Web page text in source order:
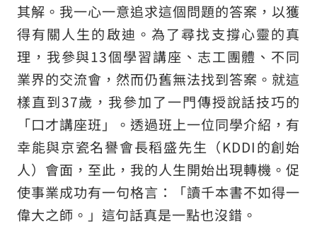
其解。我一心一意追求這個問題的答案，以獲
得有關人生的啟迪。為了尋找支撐心靈的真
理，我參與13個學習講座、志工團體、不同
業界的交流會，然而仍舊無法找到答案。就這
樣直到37歲，我參加了一門傳授說話技巧的
「口才講座班」。透過班上一位同學介紹，有
幸能與京瓷名譽會長稻盛先生（KDDI的創始
人）會面，至此，我的人生開始出現轉機。促
使事業成功有一句格言：「讀千本書不如得一
偉大之師。」這句話真是一點也沒錯。